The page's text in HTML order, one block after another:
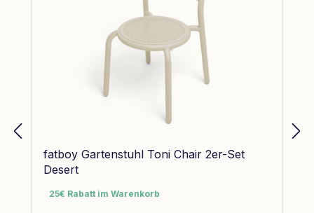
fatboy Gartenstuhl Toni Chair 2er-Set
Desert
25€ Rabatt im Warenkorb
25€ Rabatt im Warenkorb